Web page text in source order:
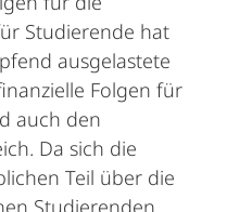
Studierende hat
ausgelastete
Folgen für
auch den
Da sich die
Teil über die
Studierenden